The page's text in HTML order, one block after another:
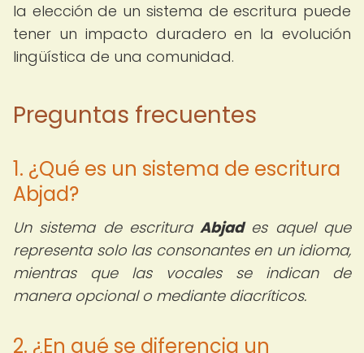
la elección de un sistema de escritura puede
tener un impacto duradero en la evolución
lingüística de una comunidad.
Preguntas frecuentes
1. ¿Qué es un sistema de escritura
Abjad?
Un sistema de escrituraAbjades aquel que
representa solo las consonantes en un idioma,
mientras que las vocales se indican de
manera opcional o mediante diacríticos.
2. ¿En qué se diferencia un